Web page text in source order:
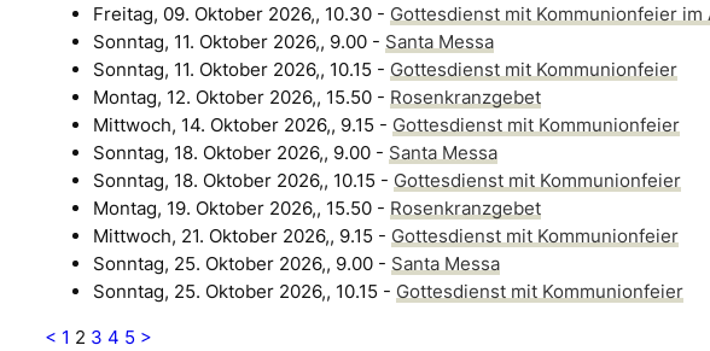
Freitag, 09. Oktober 2026,, 10.30 - Gottesdienst mit Kommunionfeier im
Sonntag, 11. Oktober 2026,, 9.00 - Santa Messa
Sonntag, 11. Oktober 2026,, 10.15 - Gottesdienst mit Kommunionfeier
Montag, 12. Oktober 2026,, 15.50 - Rosenkranzgebet
Mittwoch, 14. Oktober 2026,, 9.15 - Gottesdienst mit Kommunionfeier
Sonntag, 18. Oktober 2026,, 9.00 - Santa Messa
Sonntag, 18. Oktober 2026,, 10.15 - Gottesdienst mit Kommunionfeier
Montag, 19. Oktober 2026,, 15.50 - Rosenkranzgebet
Mittwoch, 21. Oktober 2026,, 9.15 - Gottesdienst mit Kommunionfeier
Sonntag, 25. Oktober 2026,, 9.00 - Santa Messa
Sonntag, 25. Oktober 2026,, 10.15 - Gottesdienst mit Kommunionfeier
< 1 2 3 4 5 >